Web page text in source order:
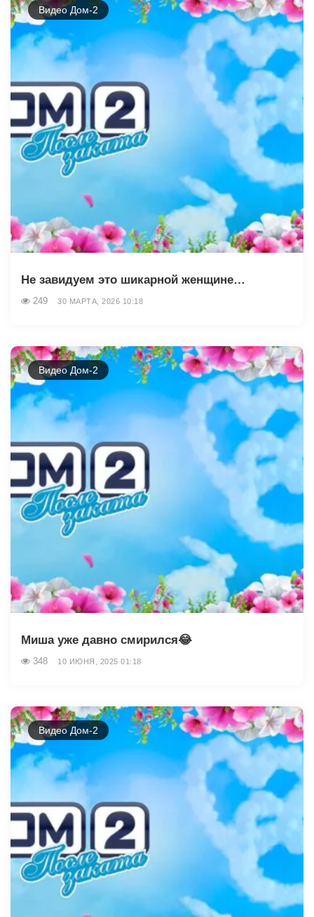
Видео Дом-2
Не завидуем это шикарной женщине…
249 30 МАРТА, 2026 10:18
Видео Дом-2
Миша уже давно смирился😂
348 10 ИЮНЯ, 2025 01:18
Видео Дом-2